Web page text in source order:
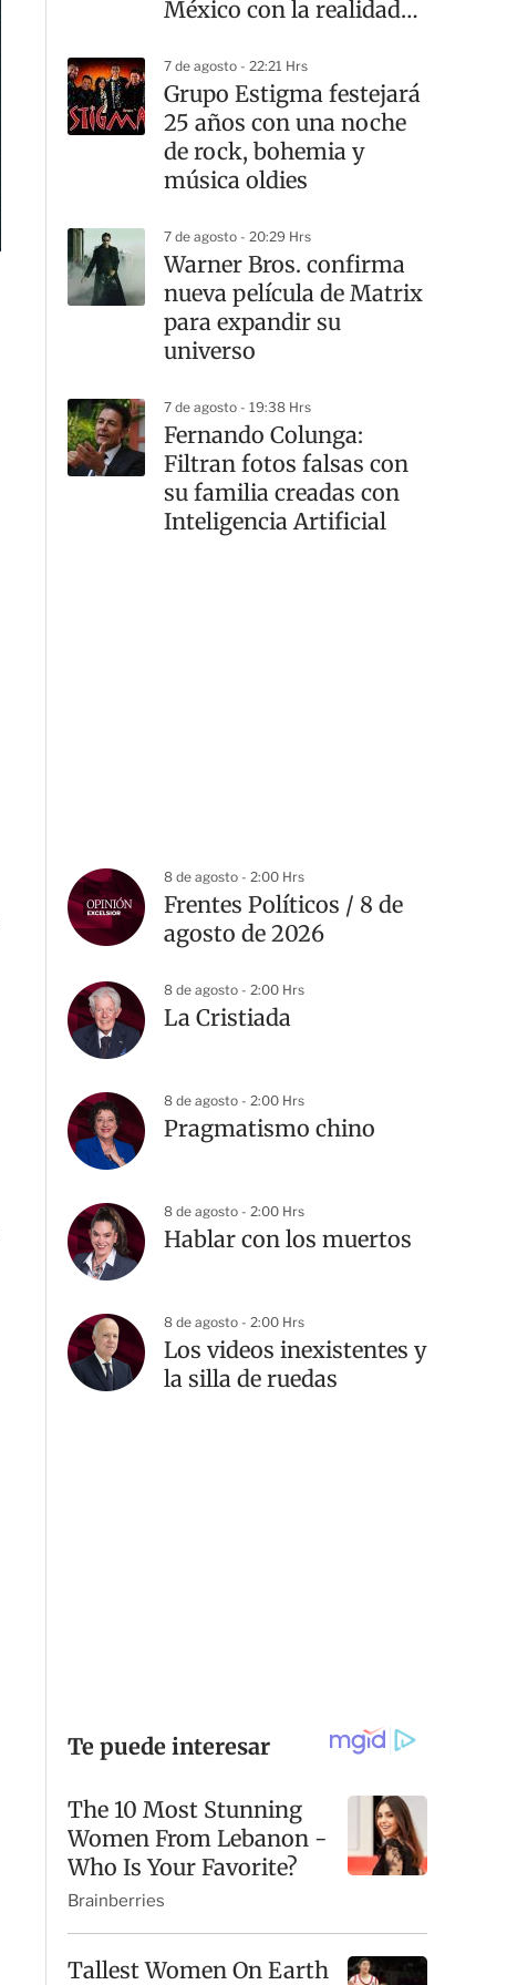
México con la realidad
7 de agosto - 22:21 Hrs
Grupo Estigma festejará
25 años con una noche
de rock, bohemia y
música oldies
7 de agosto - 20:29 Hrs
Warner Bros. confirma
nueva película de Matrix
para expandir su
universo
7 de agosto - 19:38 Hrs
Fernando Colunga:
Filtran fotos falsas con
su familia creadas con
Inteligencia Artificial
8 de agosto - 2:00 Hrs
Frentes Políticos / 8 de
agosto de 2026
8 de agosto - 2:00 Hrs
La Cristiada
8 de agosto - 2:00 Hrs
Pragmatismo chino
8 de agosto - 2:00 Hrs
Hablar con los muertos
8 de agosto - 2:00 Hrs
Los videos inexistentes y
la silla de ruedas